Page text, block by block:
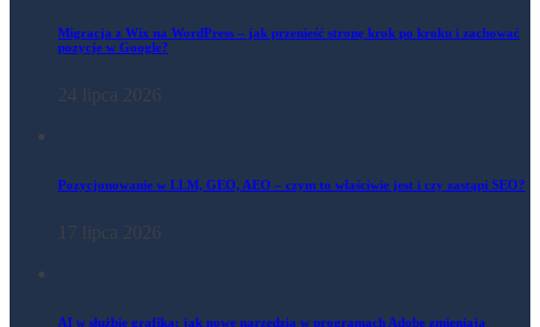
Migracja z Wix na WordPress – jak przenieść stronę krok po kroku i zachować
pozycje w Google?
24 lipca 2026
Pozycjonowanie w LLM, GEO, AEO – czym to właściwie jest i czy zastąpi SEO?
17 lipca 2026
AI w służbie grafika: jak nowe narzędzia w programach Adobe zmieniają